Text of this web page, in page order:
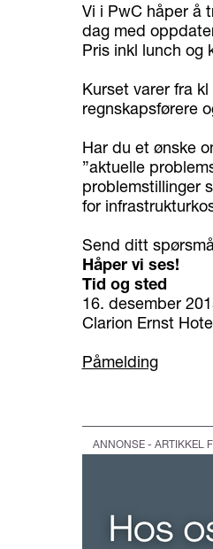
Vi i PwC håper å
dag med
Pris inkl lunch og
Kurset varer fra
regnskapsførere
Har du et ønske
”aktuelle
problemstillinger
for
Send ditt
Håper vi ses!
Tid og sted
16. desember
Clarion Ernst
Påmelding
ANNONSE - ARTIKKEL